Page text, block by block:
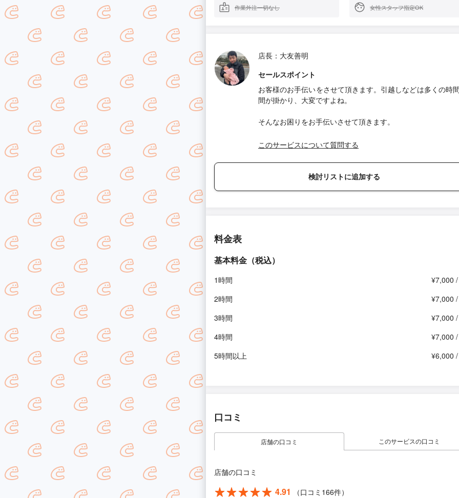
作業外注一切なし 女性スタッフ指定OK
店長：大友善明
セールスポイント
お客様のお手伝いをさせて頂きます。引越しなどは多くの時
間が掛かり、大変ですよね。
そんなお困りをお手伝いさせて頂きます。
このサービスについて質問する
検討リストに追加する
料金表
基本料金（税込）
1時間
¥7,000
2時間
¥7,000
3時間
¥7,000
4時間
¥7,000
5時間以上
¥6,000
口コミ
店舗の口コミ このサービスの口コミ
店舗の口コミ
4.91
（口コミ166件）